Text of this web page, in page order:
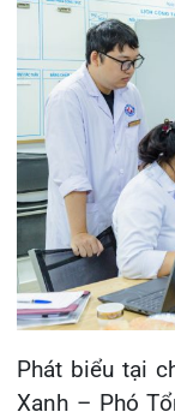
viện Quốc tế
không ngừng để
bệnh, hướng tới
dựng môi
Tin mới nhất
31/
TẾ
28/